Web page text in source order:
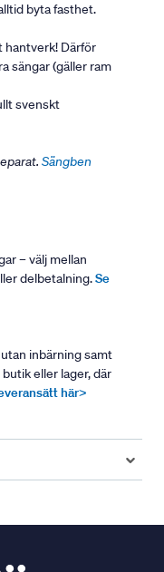
byta fasthet.
hantverk! Därför
sängar (gäller ram
svenskt
Sängben
– välj mellan
delbetalning.Se
inbärning samt
eller lager, där
här>